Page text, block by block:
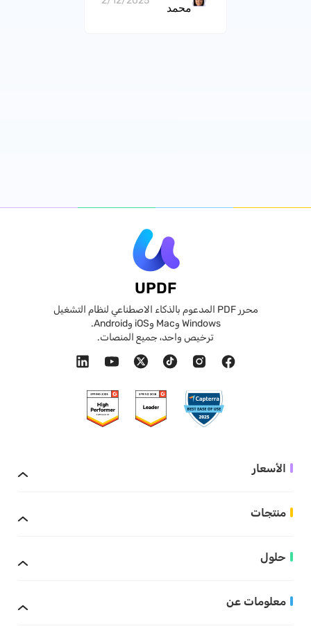
محمد
UPDF
محرر PDF المدعوم بالذكاء الاصطناعي لنظام التشغيل
Windows وMac وiOS وAndroid.
ترخيص واحد، جميع المنصات.
الأسعار
منتجات
حلول
معلومات عن